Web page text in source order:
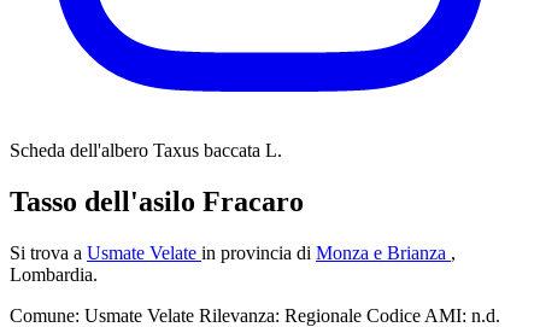
Scheda dell'albero Taxus baccata L.
Tasso dell'asilo Fracaro
Si trova a Usmate Velate in provincia di Monza e Brianza ,
Lombardia.
Comune: Usmate Velate Rilevanza: Regionale Codice AMI: n.d.